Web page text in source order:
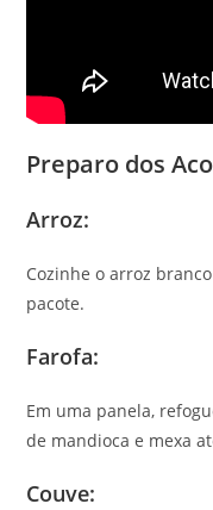
Preparo dos
Arroz:
Cozinhe o arroz
pacote.
Farofa:
Em uma panela,
de mandioca e mexa
Couve: